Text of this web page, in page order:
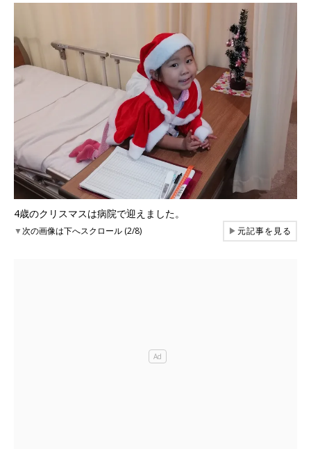
4歳のクリスマスは病院で迎えました。
▼次の画像は下へスクロール (2/8) ▶元記事を見る